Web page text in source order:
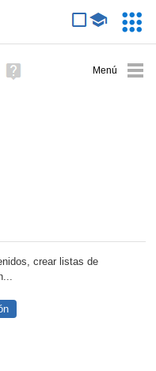
avanzada
Ayuda
(en
crear listas de